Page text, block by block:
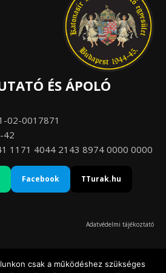
ÉS ÁPOLÓ
02-0017871
42
1171 4044 2143 8974 0000 0000
Facebook TTurak.hu
Adatvédelmi tájékoztató
csak a működéshez szükséges